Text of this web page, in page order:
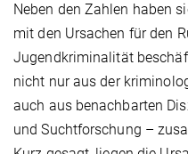
Neben den Zahlen haben
mit den Ursachen für den
Jugendkriminalität
nicht nur aus der
auch aus benachbarten
und Suchtforschung –